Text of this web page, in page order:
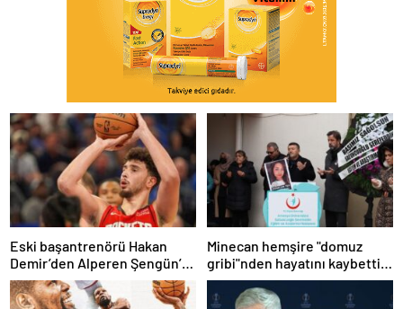
Eski başantrenörü Hakan
Demir’den Alperen Şengün’e
övgü
Minecan hemşire "domuz
gribi"nden hayatını kaybetti –
Haberler | Sağlık Haberleri